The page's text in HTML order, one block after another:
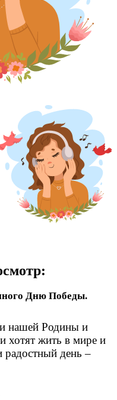
Дню Победы.
нашей Родины и
хотят жить в мире и
день –